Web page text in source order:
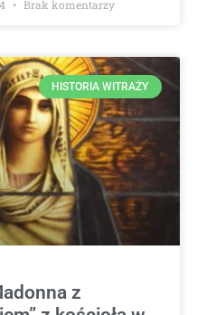
Brak komentarzy
HISTORIA WITRAŻY
z